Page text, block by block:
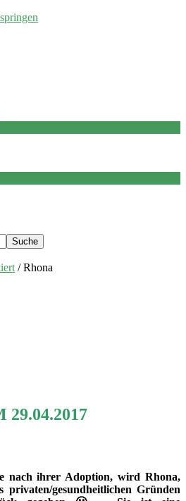
/Rhona
nach ihrer Adoption, wird Rhona,
gesundheitlichen Gründen